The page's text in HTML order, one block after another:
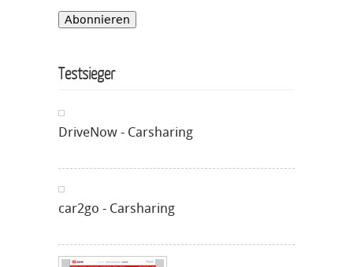
Testsieger
DriveNow - Carsharing
car2go - Carsharing